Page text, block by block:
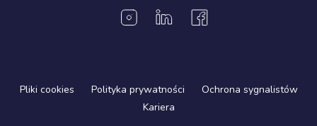
Pliki cookies Polityka prywatności
Ochrona sygnalistów
Kariera